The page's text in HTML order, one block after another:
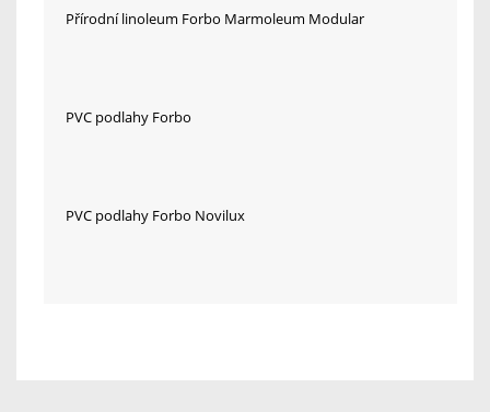
Přírodní linoleum Forbo Marmoleum Modular
PVC podlahy Forbo
PVC podlahy Forbo Novilux